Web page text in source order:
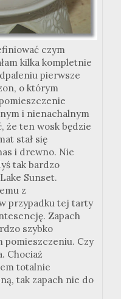
czym
kilka kompletnie
pierwsze
o którym
i nienachalnym
że ten wosk będzie
stał się
i drewno. Nie
tak bardzo
Sunset.
z
przypadku tej tarty
Zapach
szybko
pomieszczeniu. Czy
Chociaż
totalnie
tak zapach nie do